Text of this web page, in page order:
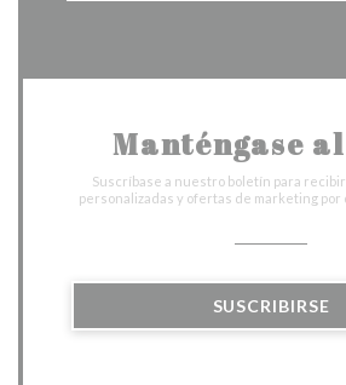
Manténgase
Suscríbase a nuestro boletín para
personalizadas y ofertas de marketing
SUSCRIBIRSE